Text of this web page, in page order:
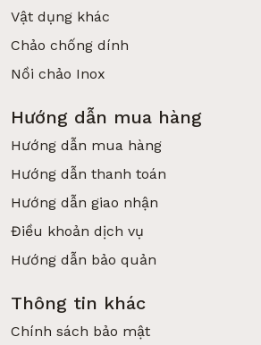
Vật dụng khác
Chảo chống dính
Nồi chảo Inox
Hướng dẫn mua hàng
Hướng dẫn mua hàng
Hướng dẫn thanh toán
Hướng dẫn giao nhận
Điều khoản dịch vụ
Hướng dẫn bảo quản
Thông tin khác
Chính sách bảo mật